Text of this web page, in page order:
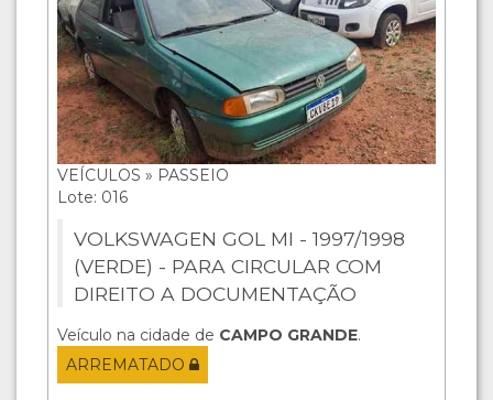
VEÍCULOS » PASSEIO
Lote: 016
VOLKSWAGEN GOL MI - 1997/1998
(VERDE) - PARA CIRCULAR COM
DIREITO A DOCUMENTAÇÃO
Veículo na cidade de CAMPO GRANDE.
ARREMATADO